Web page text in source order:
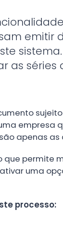
emitir
as
empresa
apenas
que permite
uma
processo: